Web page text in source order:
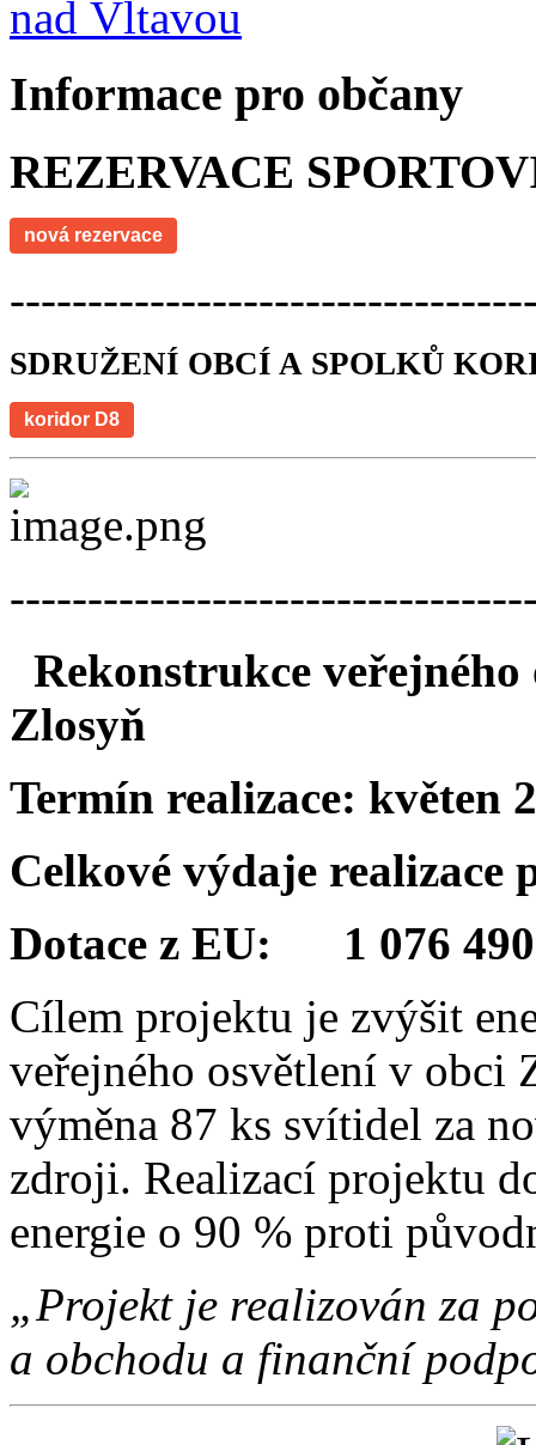
Informace pro občany
REZERVACE
nová rezervace
SDRUŽENÍ OBCÍ A SPOLKŮ
koridor D8
Rekonstrukce veřejného
Zlosyň
Termín realizace: květen
Celkové výdaje
Dotace z EU: 1 076
Cílem projektu je zvýšit
veřejného osvětlení v obci
výměna 87 ks svítidel za
zdroji. Realizací projektu
energie o 90 % proti
„Projekt je realizován
a obchodu a finanční